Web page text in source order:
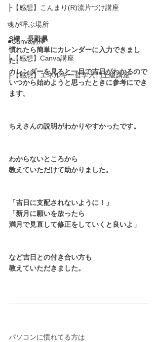
├【感想】こんまり(R)流片づけ講座
魂が呼ぶ場所
●Canva講座
├【感想】Canva講座
├【感想】エネルギー哲学入門上級講座
S様　長野県
慣れたら簡単にカレンダーに入力できまし
た。
カレンダーを見ると一目で吉日がわかるので
いつから始めようと思ったときに参考にでき
ます。
ちえさんの説明がわかりやすかったです。
わからないところから
教えていただけて助かりました。
「吉日に支配されないように！」
「新月に願いを放ったら
満月で見直して修正をしていくと良いよ」
など吉日との付き合い方も
教えていただきました。
パソコンに慣れてる方は